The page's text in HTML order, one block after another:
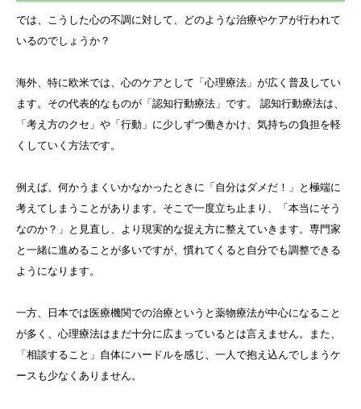
では、こうした心の不調に対して、どのような治療やケアが行われて
いるのでしょうか？
海外、特に欧米では、心のケアとして「心理療法」が広く普及してい
ます。その代表的なものが「認知行動療法」です。 認知行動療法は、
「考え方のクセ」や「行動」に少しずつ働きかけ、気持ちの負担を軽
くしていく方法です。
例えば、何かうまくいかなかったときに「自分はダメだ！」と極端に
考えてしまうことがあります。そこで一度立ち止まり、「本当にそう
なのか？」と見直し、より現実的な捉え方に整えていきます。専門家
と一緒に進めることが多いですが、慣れてくると自分でも調整できる
ようになります。
一方、日本では医療機関での治療というと薬物療法が中心になること
が多く、心理療法はまだ十分に広まっているとは言えません。また、
「相談すること」自体にハードルを感じ、一人で抱え込んでしまうケ
ースも少なくありません。